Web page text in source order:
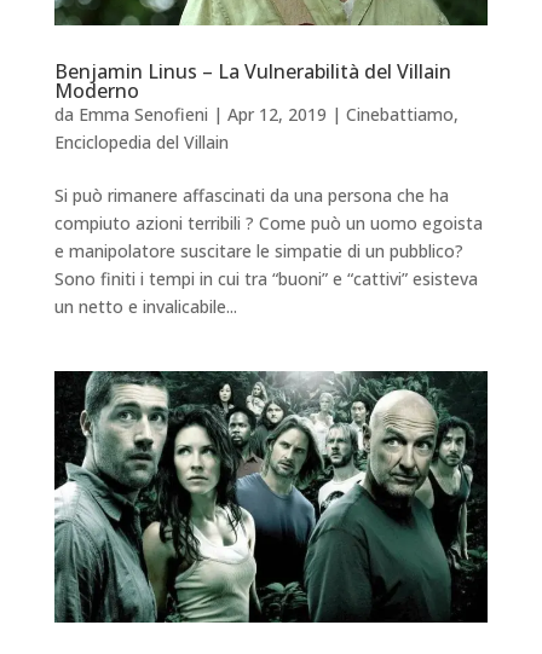
Benjamin Linus – La Vulnerabilità del Villain
Moderno
da Emma Senofieni | Apr 12, 2019 | Cinebattiamo,
Enciclopedia del Villain
Si può rimanere affascinati da una persona che ha
compiuto azioni terribili ? Come può un uomo egoista
e manipolatore suscitare le simpatie di un pubblico?
Sono finiti i tempi in cui tra “buoni” e “cattivi” esisteva
un netto e invalicabile...